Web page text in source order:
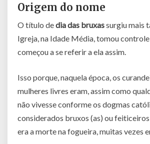
Origem do nome
O título dedia das bruxassurgiu mais
Igreja, na Idade Média, tomou
começou a se referir a ela assim.
Isso porque, naquela época, os
mulheres livres eram, assim como
não vivesse conforme os dogmas
considerados bruxos (as) ou feiticeiros
era a morte na fogueira, muitas vezes